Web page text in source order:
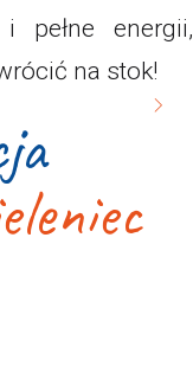
i pełne energii,
na stok!